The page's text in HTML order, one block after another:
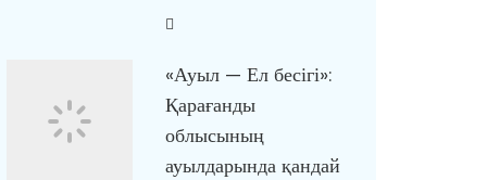
«Ауыл — Ел бесігі»:
Қарағанды
облысының
ауылдарында қандай